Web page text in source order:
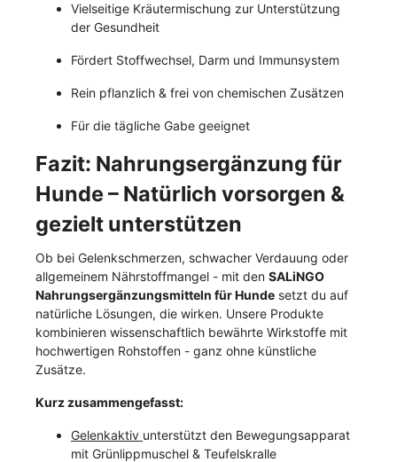
Vielseitige Kräutermischung zur Unterstützung
der Gesundheit
Fördert Stoffwechsel, Darm und Immunsystem
Rein pflanzlich & frei von chemischen Zusätzen
Für die tägliche Gabe geeignet
Fazit: Nahrungsergänzung für
Hunde – Natürlich vorsorgen &
gezielt unterstützen
Ob bei Gelenkschmerzen, schwacher Verdauung oder
allgemeinem Nährstoffmangel - mit den SALiNGO
Nahrungsergänzungsmitteln für Hunde setzt du auf
natürliche Lösungen, die wirken. Unsere Produkte
kombinieren wissenschaftlich bewährte Wirkstoffe mit
hochwertigen Rohstoffen - ganz ohne künstliche
Zusätze.
Kurz zusammengefasst:
Gelenkaktiv unterstützt den Bewegungsapparat
mit Grünlippmuschel & Teufelskralle